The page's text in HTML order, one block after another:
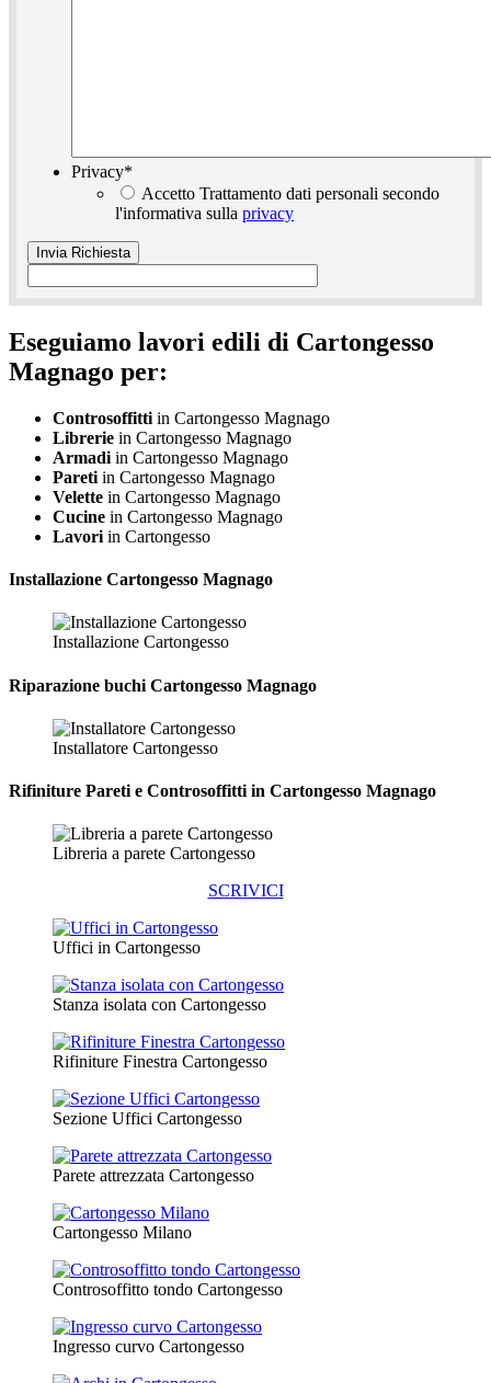
Privacy*
Accetto Trattamento dati personali secondo
l'informativa sulla privacy
Eseguiamo lavori edili di Cartongesso
Magnago per:
Controsoffitti in Cartongesso Magnago
Librerie in Cartongesso Magnago
Armadi in Cartongesso Magnago
Pareti in Cartongesso Magnago
Velette in Cartongesso Magnago
Cucine in Cartongesso Magnago
Lavori in Cartongesso
Installazione Cartongesso Magnago
Installazione Cartongesso
Riparazione buchi Cartongesso Magnago
Installatore Cartongesso
Rifiniture Pareti e Controsoffitti in Cartongesso Magnago
Libreria a parete Cartongesso
SCRIVICI
Uffici in Cartongesso
Stanza isolata con Cartongesso
Rifiniture Finestra Cartongesso
Sezione Uffici Cartongesso
Parete attrezzata Cartongesso
Cartongesso Milano
Controsoffitto tondo Cartongesso
Ingresso curvo Cartongesso